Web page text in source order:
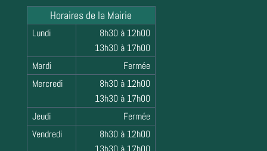
Horaires de la Mairie
Lundi
8h30 à 12h00
13h30 à 17h00
Mardi
Fermée
Mercredi
8h30 à 12h00
13h30 à 17h00
Jeudi
Fermée
Vendredi
8h30 à 12h00